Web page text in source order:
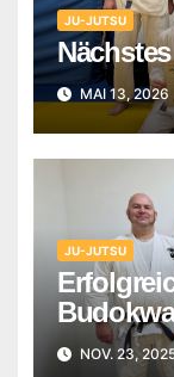
JU-JUTSU
MAI 13, 2026
JU-JUTSU
NOV. 23,